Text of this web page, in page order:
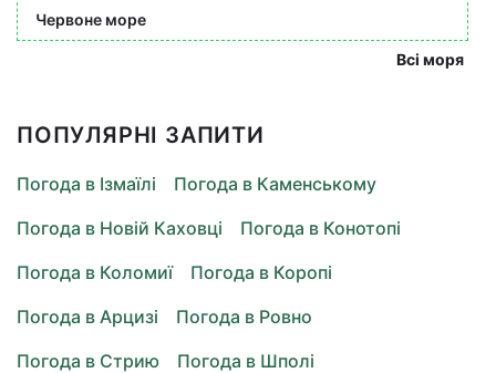
Червоне море
Всі моря
ПОПУЛЯРНІ ЗАПИТИ
Погода в Ізмаїлі
Погода в Каменському
Погода в Новій Каховці
Погода в Конотопі
Погода в Коломиї
Погода в Коропі
Погода в Арцизі
Погода в Ровно
Погода в Стрию
Погода в Шполі